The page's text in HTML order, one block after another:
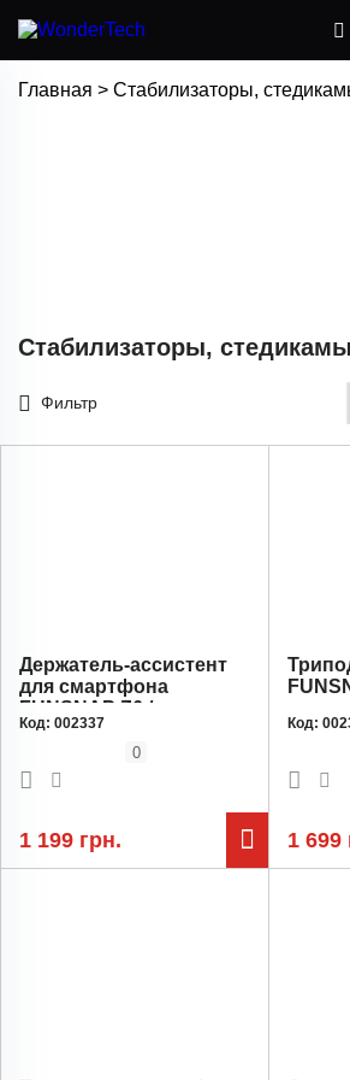
Главная > Стабилизаторы,
Стабилизаторы, стедикамы
Фильтр
Держатель-ассистент
для смартфона
FUNSNAP Z6 /
Магнитный крепеж /
Bluetooth-пульт
Код: 002337
0
1 199 грн.
360° /
Код:
1 699